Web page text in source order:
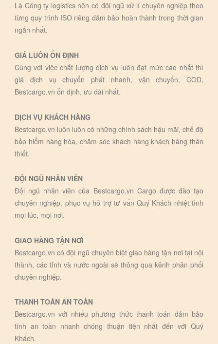
Là Công ty logistics nên có đội ngũ xử lí chuyên nghiệp theo
từng quy trình ISO riêng đảm bảo hoàn thành trong thời gian
ngắn nhất.
GIÁ LUÔN ỔN ĐỊNH
Cùng với việc chất lượng dịch vụ luôn đạt mức cao nhất thì
giá dịch vụ chuyển phát nhanh, vận chuyển, COD,
Bestcargo.vn ổn định, ưu đãi nhất.
DỊCH VỤ KHÁCH HÀNG
Bestcargo.vn luôn luôn có những chính sách hậu mãi, chế độ
bảo hiểm hàng hóa, chăm sóc khách hàng khách hàng thân
thiết.
ĐỘI NGŨ NHÂN VIÊN
Đội ngũ nhân viên của Bestcargo.vn Cargo được đào tạo
chuyên nghiệp, phục vụ hỗ trợ tư vấn Quý Khách nhiệt tình
mọi lúc, mọi nơi.
GIAO HÀNG TẬN NƠI
Bestcargo.vn có đội ngũ chuyên biệt giao hàng tận nơi tại nội
thành, các tỉnh và nước ngoài sẽ thông qua kênh phân phối
chuyên nghiệp.
THANH TOÁN AN TOÀN
Bestcargo.vn với nhiếu phương thức thanh toán đảm bảo
tính an toàn nhanh chóng thuận tiện nhất đến với Quý
Khách.